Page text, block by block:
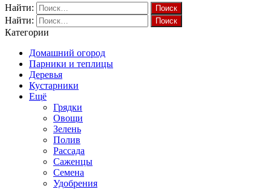
Найти:
Найти:
Категории
Домашний огород
Парники и теплицы
Деревья
Кустарники
Ещё
Грядки
Овощи
Зелень
Полив
Рассада
Саженцы
Семена
Удобрения